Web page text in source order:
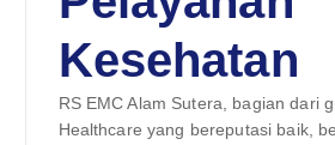
Kesehatan
RS EMC Alam Sutera, bagian dari
Healthcare yang bereputasi baik,